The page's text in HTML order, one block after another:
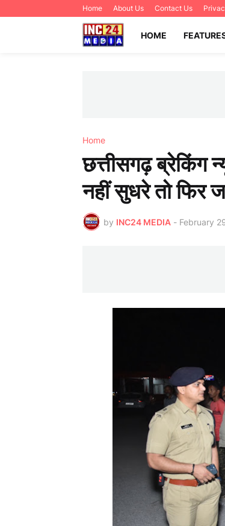
Home About Us Contact Us
HOME
Home
छत्तीसगढ़ ब्रेकिंग
नहीं सुधरे तो फिर
by INC24 MEDIA - February